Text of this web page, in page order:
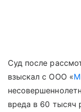
Суд после
взыскал с ООО «
вреда в 60 тысяч